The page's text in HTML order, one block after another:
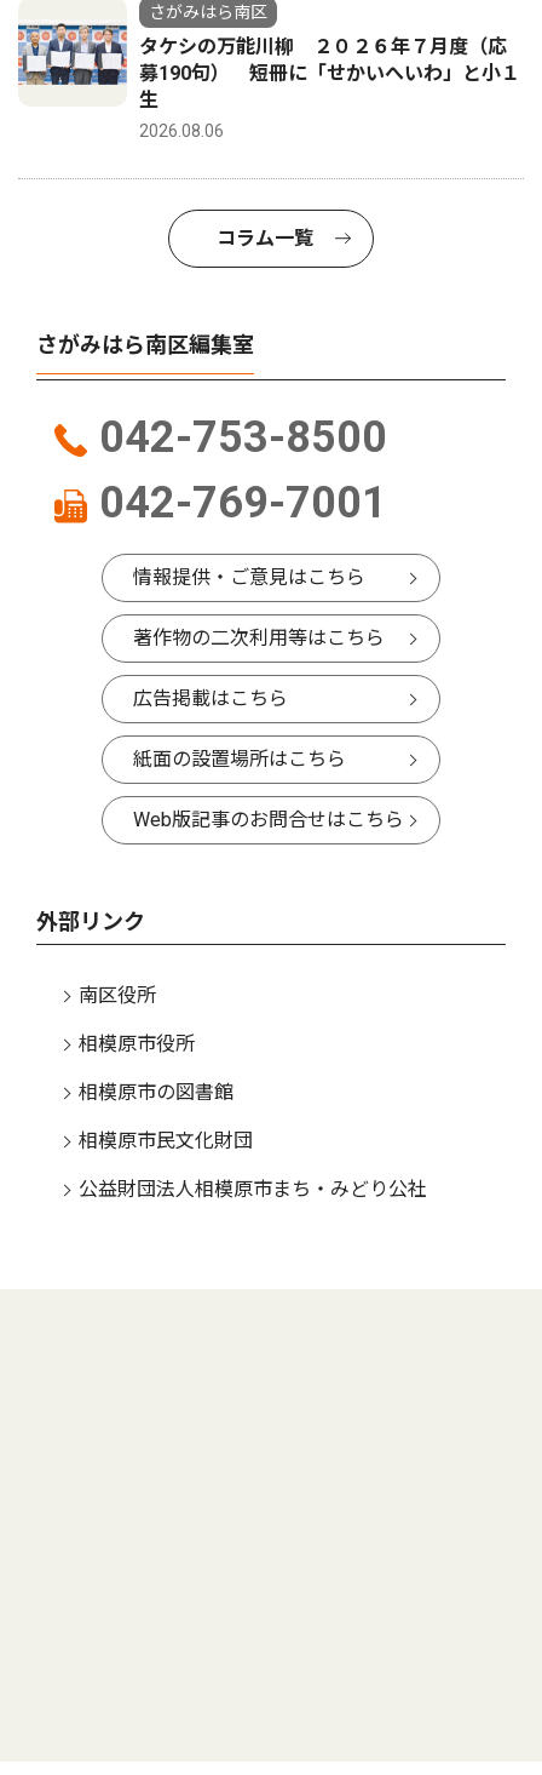
さがみはら南区
タケシの万能川柳 ２０２６年７月度（応
募190句） 短冊に「せかいへいわ」と小１
生
2026.08.06
コラム一覧
さがみはら南区編集室
042-753-8500
042-769-7001
情報提供・ご意見はこちら
著作物の二次利用等はこちら
広告掲載はこちら
紙面の設置場所はこちら
Web版記事のお問合せはこちら
外部リンク
南区役所
相模原市役所
相模原市の図書館
相模原市民文化財団
公益財団法人相模原市まち・みどり公社